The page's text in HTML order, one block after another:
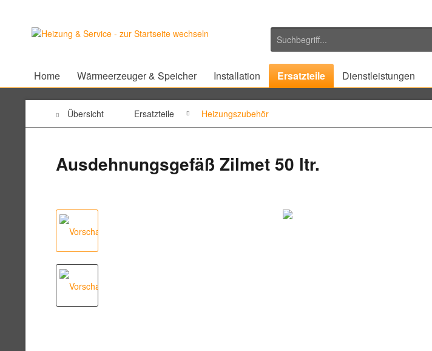
Home Wärmeerzeuger & Speicher Installation Ersatzteile Dienstleistungen
Übersicht Ersatzteile Heizungszubehör
Ausdehnungsgefäß Zilmet 50 ltr.